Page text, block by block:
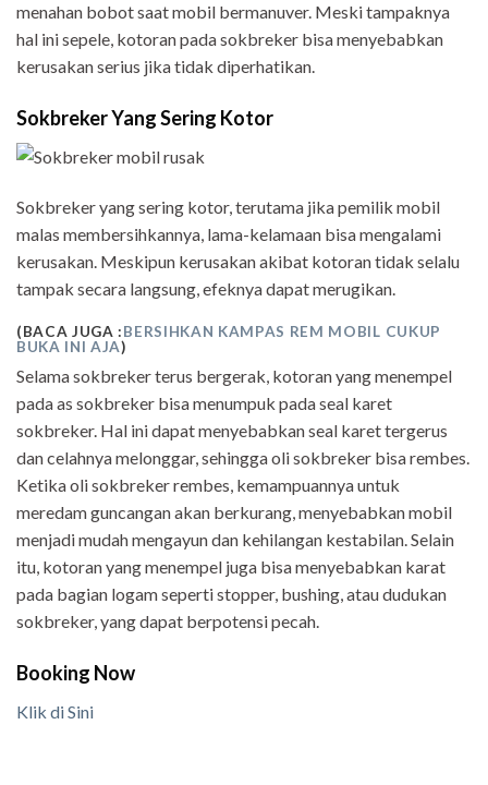
menahan bobot saat mobil bermanuver. Meski tampaknya
hal ini sepele, kotoran pada sokbreker bisa menyebabkan
kerusakan serius jika tidak diperhatikan.
Sokbreker Yang Sering Kotor
Sokbreker yang sering kotor, terutama jika pemilik mobil
malas membersihkannya, lama-kelamaan bisa mengalami
kerusakan. Meskipun kerusakan akibat kotoran tidak selalu
tampak secara langsung, efeknya dapat merugikan.
(BACA JUGA :BERSIHKAN KAMPAS REM MOBIL CUKUP
BUKA INI AJA)
Selama sokbreker terus bergerak, kotoran yang menempel
pada as sokbreker bisa menumpuk pada seal karet
sokbreker. Hal ini dapat menyebabkan seal karet tergerus
dan celahnya melonggar, sehingga oli sokbreker bisa rembes.
Ketika oli sokbreker rembes, kemampuannya untuk
meredam guncangan akan berkurang, menyebabkan mobil
menjadi mudah mengayun dan kehilangan kestabilan. Selain
itu, kotoran yang menempel juga bisa menyebabkan karat
pada bagian logam seperti stopper, bushing, atau dudukan
sokbreker, yang dapat berpotensi pecah.
Booking Now
Klik di Sini